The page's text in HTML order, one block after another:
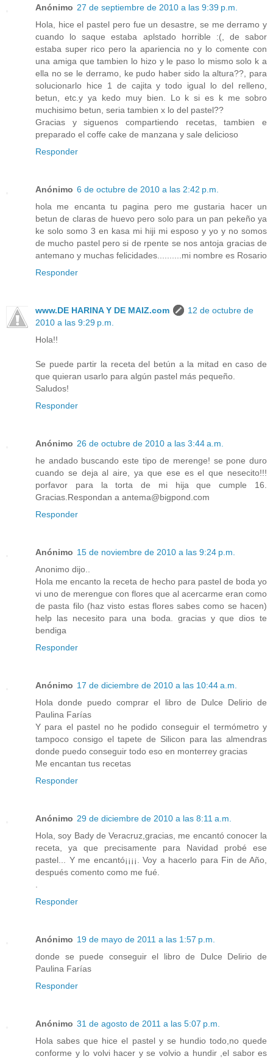
Anónimo 27 de septiembre de 2010 a las 9:39 p.m.
Hola, hice el pastel pero fue un desastre, se me derramo y
cuando lo saque estaba aplstado horrible :(, de sabor
estaba super rico pero la apariencia no y lo comente con
una amiga que tambien lo hizo y le paso lo mismo solo k a
ella no se le derramo, ke pudo haber sido la altura??, para
solucionarlo hice 1 de cajita y todo igual lo del relleno,
betun, etc.y ya kedo muy bien. Lo k si es k me sobro
muchisimo betun, seria tambien x lo del pastel??
Gracias y siguenos compartiendo recetas, tambien e
preparado el coffe cake de manzana y sale delicioso
Responder
Anónimo 6 de octubre de 2010 a las 2:42 p.m.
hola me encanta tu pagina pero me gustaria hacer un
betun de claras de huevo pero solo para un pan pekeño ya
ke solo somo 3 en kasa mi hiji mi esposo y yo y no somos
de mucho pastel pero si de rpente se nos antoja gracias de
antemano y muchas felicidades..........mi nombre es Rosario
Responder
www.DE HARINA Y DE MAIZ.com
12 de octubre de
2010 a las 9:29 p.m.
Hola!!
Se puede partir la receta del betún a la mitad en caso de
que quieran usarlo para algún pastel más pequeño.
Saludos!
Responder
Anónimo 26 de octubre de 2010 a las 3:44 a.m.
he andado buscando este tipo de merenge! se pone duro
cuando se deja al aire, ya que ese es el que nesecito!!!
porfavor para la torta de mi hija que cumple 16.
Gracias.Respondan a antema@bigpond.com
Responder
Anónimo 15 de noviembre de 2010 a las 9:24 p.m.
Anonimo dijo..
Hola me encanto la receta de hecho para pastel de boda yo
vi uno de merengue con flores que al acercarme eran como
de pasta filo (haz visto estas flores sabes como se hacen)
help las necesito para una boda. gracias y que dios te
bendiga
Responder
Anónimo 17 de diciembre de 2010 a las 10:44 a.m.
Hola donde puedo comprar el libro de Dulce Delirio de
Paulina Farías
Y para el pastel no he podido conseguir el termómetro y
tampoco consigo el tapete de Silicon para las almendras
donde puedo conseguir todo eso en monterrey gracias
Me encantan tus recetas
Responder
Anónimo 29 de diciembre de 2010 a las 8:11 a.m.
Hola, soy Bady de Veracruz,gracias, me encantó conocer la
receta, ya que precisamente para Navidad probé ese
pastel... Y me encantó¡¡¡¡. Voy a hacerlo para Fin de Año,
después comento como me fué.
Responder
Anónimo 19 de mayo de 2011 a las 1:57 p.m.
donde se puede conseguir el libro de Dulce Delirio de
Paulina Farías
Responder
Anónimo 31 de agosto de 2011 a las 5:07 p.m.
Hola sabes que hice el pastel y se hundio todo,no quede
conforme y lo volvi hacer y se volvio a hundir ,el sabor es